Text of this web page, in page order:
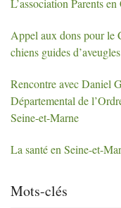
L’association Parents
Appel aux dons pour le
chiens guides d’aveugles
Rencontre avec Daniel
Départemental de
Seine-et-Marne
La santé en Seine-et-
Mots-clés